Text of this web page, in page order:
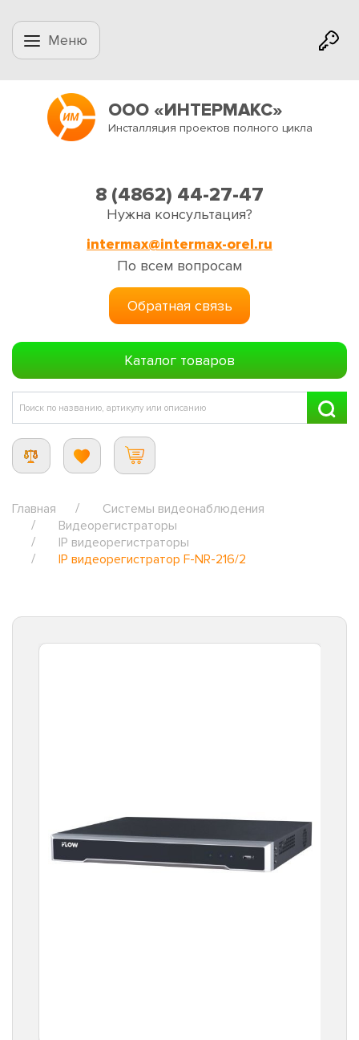
Меню
ООО «ИНТЕРМАКС»
Инсталляция проектов полного цикла
8 (4862) 44-27-47
Нужна консультация?
intermax@intermax-orel.ru
По всем вопросам
Обратная связь
Каталог товаров
Главная
Системы видеонаблюдения
Видеорегистраторы
IP видеорегистраторы
IP видеорегистратор F-NR-216/2